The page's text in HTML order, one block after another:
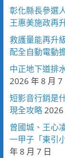
彰化縣長參選
王惠美施政再
救護量能再升
配全自動電動
中正地下道排
2026 年 8 月 7
短影音行銷是
現全攻略2026
曾國城、王心
一甲子「東引
年 8 月 7 日